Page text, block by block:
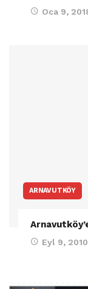
Oca 9,
ARNAVUTKÖY
Eyl 9, 2010